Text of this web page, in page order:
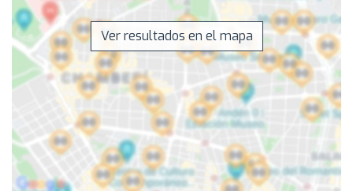
Ver resultados en el mapa